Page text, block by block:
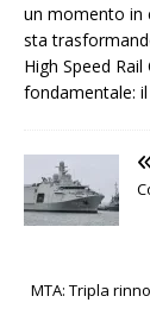
un momento in
sta
High Speed
fondamentale:
MTA: Tripla